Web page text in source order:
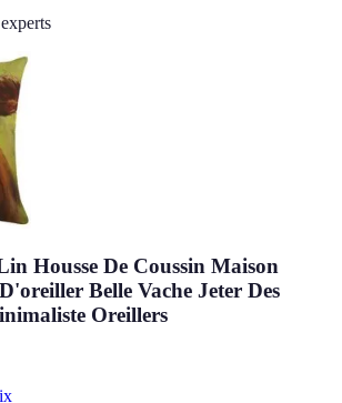
Housse De Coussin Maison
Belle Vache Jeter Des
Oreillers